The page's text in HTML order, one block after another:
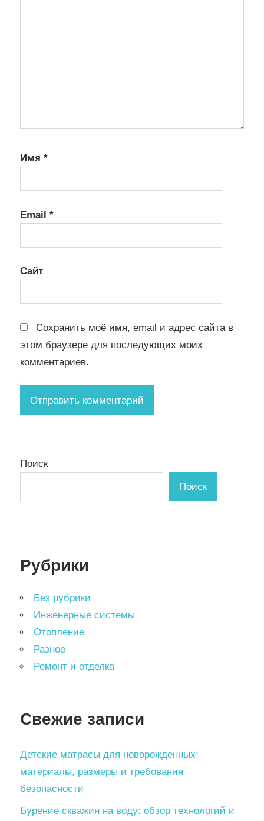
Имя *
Email *
Сайт
Сохранить моё имя, email и адрес сайта в
этом браузере для последующих моих
комментариев.
Поиск
Поиск
Рубрики
Без рубрики
Инженерные системы
Отопление
Разное
Ремонт и отделка
Свежие записи
Детские матрасы для новорожденных:
материалы, размеры и требования
безопасности
Бурение скважин на воду: обзор технологий и